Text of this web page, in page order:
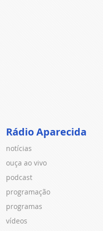
Rádio Aparecida
notícias
ouça ao vivo
podcast
programação
programas
vídeos